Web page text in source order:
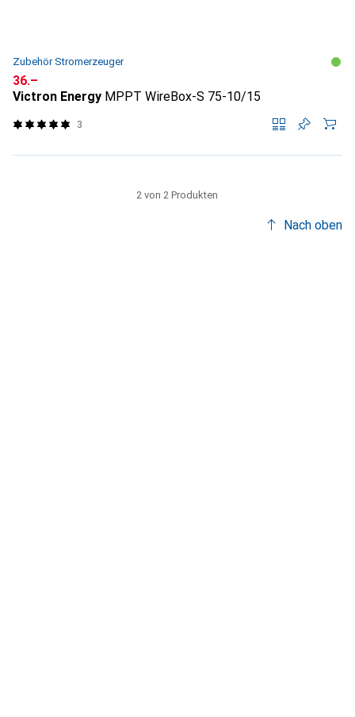
Zubehör Stromerzeuger
CHF
36.–
Victron Energy MPPT WireBox-S 75-10/15
3
2 von 2 Produkten
Nach oben